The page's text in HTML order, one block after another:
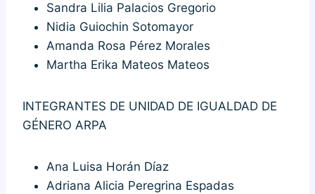
Sandra Lilia Palacios Gregorio
Nidia Guiochin Sotomayor
Amanda Rosa Pérez Morales
Martha Erika Mateos Mateos
INTEGRANTES DE UNIDAD DE IGUALDAD DE
GÉNERO ARPA
Ana Luisa Horán Díaz
Adriana Alicia Peregrina Espadas